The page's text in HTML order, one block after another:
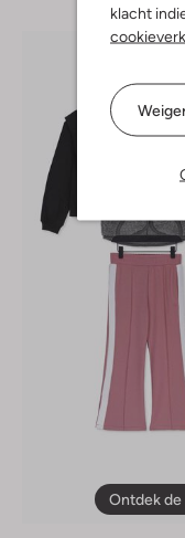
klacht
Ontdek de